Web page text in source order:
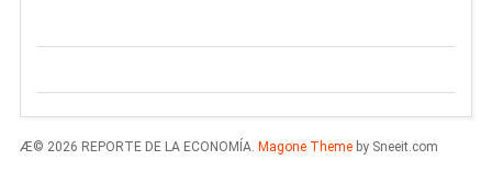
Æ© 2026 REPORTE DE LA ECONOMÍA. Magone Themeby Sneeit.com